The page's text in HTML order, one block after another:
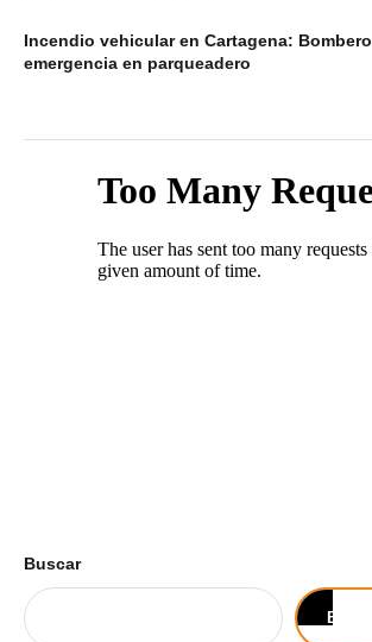
Incendio vehicular en Cartagena:
emergencia en parqueadero
Buscar
Buscar